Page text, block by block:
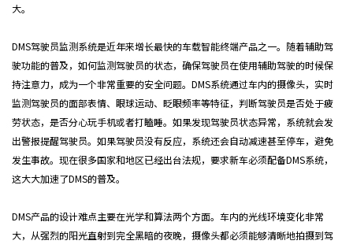
大。
DMS驾驶员监测系统是近年来增长最快的车载智能终端产品之一。随着辅助驾
驶功能的普及，如何监测驾驶员的状态，确保驾驶员在使用辅助驾驶的时候保
持注意力，成为一个非常重要的安全问题。DMS系统通过车内的摄像头，实时
监测驾驶员的面部表情、眼球运动、眨眼频率等特征，判断驾驶员是否处于疲
劳状态，是否分心玩手机或者打瞌睡。如果发现驾驶员状态异常，系统就会发
出警报提醒驾驶员。如果驾驶员没有反应，系统还会自动减速甚至停车，避免
发生事故。现在很多国家和地区已经出台法规，要求新车必须配备DMS系统，
这大大加速了DMS的普及。
DMS产品的设计难点主要在光学和算法两个方面。车内的光线环境变化非常
大，从强烈的阳光直射到完全黑暗的夜晚，摄像头都必须能够清晰地拍摄到驾